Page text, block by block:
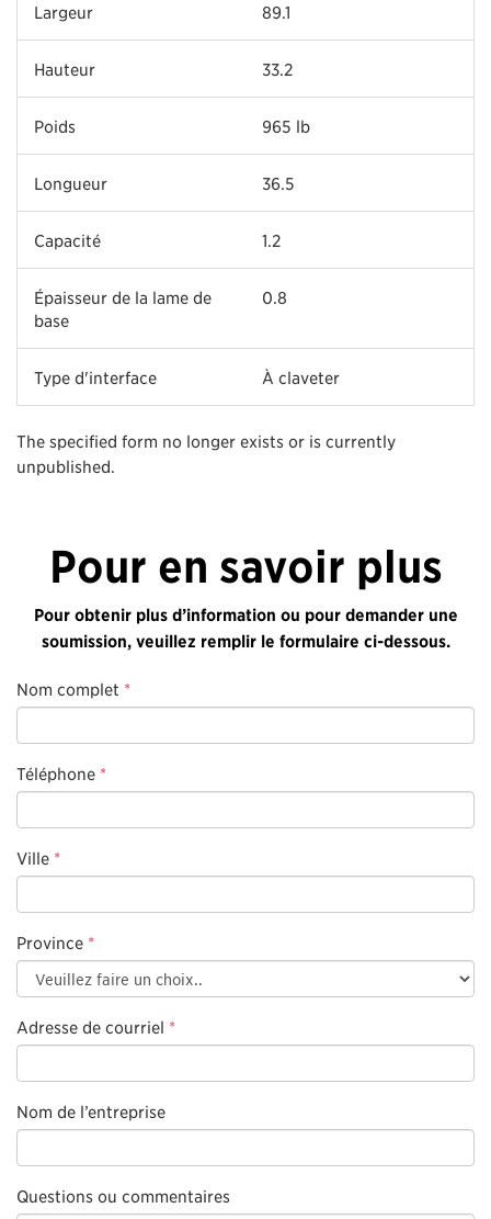
Largeur 89.1
Hauteur 33.2
Poids 965 lb
Longueur 36.5
Capacité 1.2
Épaisseur de la lame de
base
0.8
Type d'interface À claveter
The specified form no longer exists or is currently
unpublished.
Pour en savoir plus
Pour obtenir plus d’information ou pour demander une
soumission, veuillez remplir le formulaire ci-dessous.
Nom complet *
Téléphone *
Ville *
Province *
Adresse de courriel *
Nom de l’entreprise
Questions ou commentaires